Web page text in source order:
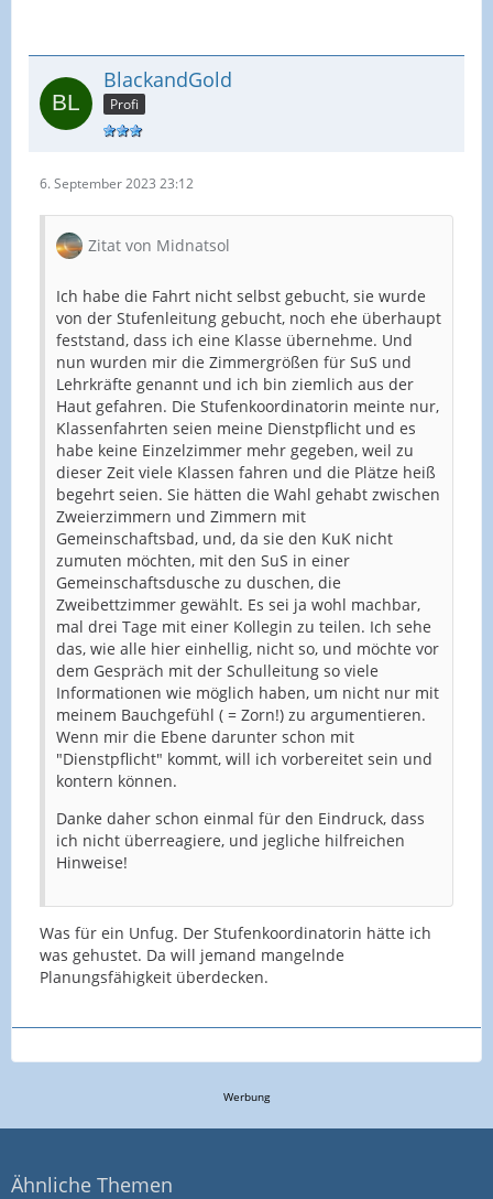
BlackandGold
Profi
6. September 2023 23:12
Zitat von Midnatsol
Ich habe die Fahrt nicht selbst gebucht, sie wurde
von der Stufenleitung gebucht, noch ehe überhaupt
feststand, dass ich eine Klasse übernehme. Und
nun wurden mir die Zimmergrößen für SuS und
Lehrkräfte genannt und ich bin ziemlich aus der
Haut gefahren. Die Stufenkoordinatorin meinte nur,
Klassenfahrten seien meine Dienstpflicht und es
habe keine Einzelzimmer mehr gegeben, weil zu
dieser Zeit viele Klassen fahren und die Plätze heiß
begehrt seien. Sie hätten die Wahl gehabt zwischen
Zweierzimmern und Zimmern mit
Gemeinschaftsbad, und, da sie den KuK nicht
zumuten möchten, mit den SuS in einer
Gemeinschaftsdusche zu duschen, die
Zweibettzimmer gewählt. Es sei ja wohl machbar,
mal drei Tage mit einer Kollegin zu teilen. Ich sehe
das, wie alle hier einhellig, nicht so, und möchte vor
dem Gespräch mit der Schulleitung so viele
Informationen wie möglich haben, um nicht nur mit
meinem Bauchgefühl ( = Zorn!) zu argumentieren.
Wenn mir die Ebene darunter schon mit
"Dienstpflicht" kommt, will ich vorbereitet sein und
kontern können.
Danke daher schon einmal für den Eindruck, dass
ich nicht überreagiere, und jegliche hilfreichen
Hinweise!
Was für ein Unfug. Der Stufenkoordinatorin hätte ich
was gehustet. Da will jemand mangelnde
Planungsfähigkeit überdecken.
Werbung
Ähnliche Themen